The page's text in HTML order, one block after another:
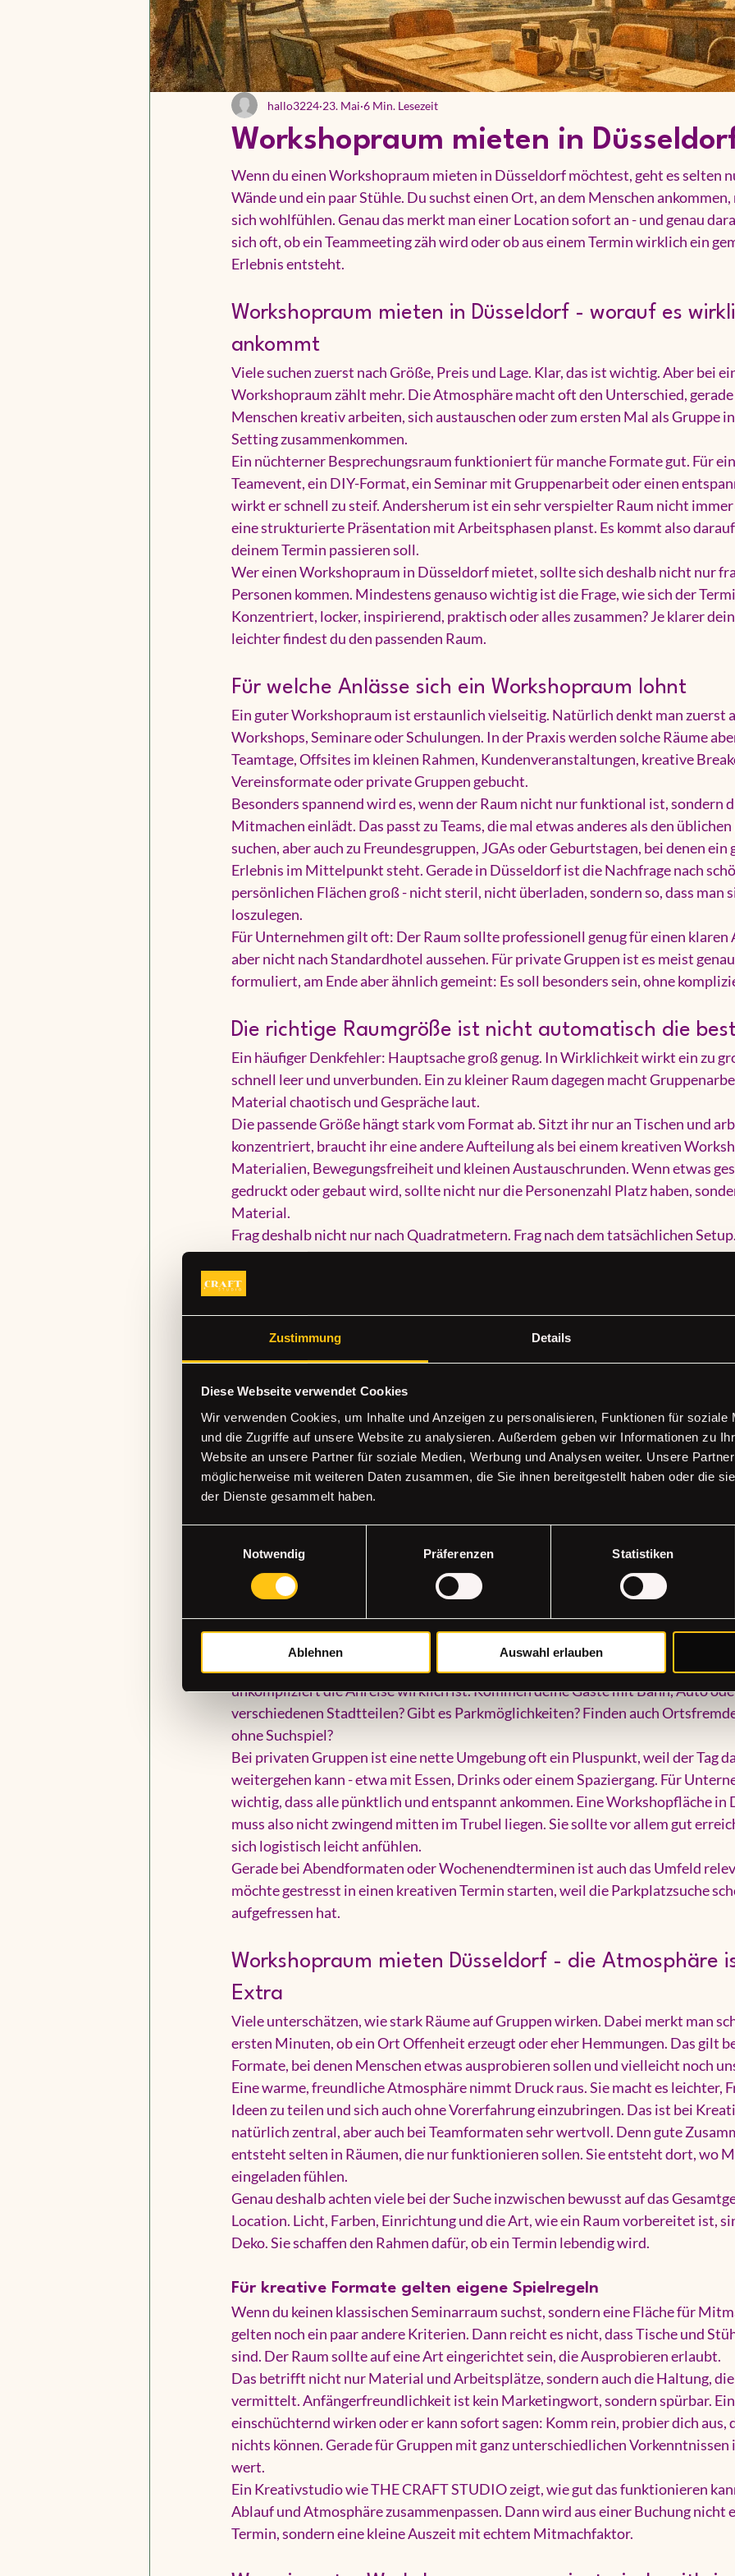
Zustimmung Details
Diese Webseite verwendet Cookies
Wir verwenden Cookies, um Inhalte und Anzeigen zu personalisieren, Funktionen für soziale
und die Zugriffe auf unsere Website zu analysieren. Außerdem geben wir Informationen zu
Website an unsere Partner für soziale Medien, Werbung und Analysen weiter. Unsere
möglicherweise mit weiteren Daten zusammen, die Sie ihnen bereitgestellt haben oder die
der Dienste gesammelt haben.
Notwendig
Präferenzen Statistiken
Ablehnen Auswahl erlauben
Workshopraum mieten in
hallo3224 23. Mai 6 Min. Lesezeit
Wenn du einen Workshopraum mieten in Düsseldorf möchtest, geht es selten
Wände und ein paar Stühle. Du suchst einen Ort, an dem Menschen
sich wohlfühlen. Genau das merkt man einer Location sofort an - und genau
sich oft, ob ein Teammeeting zäh wird oder ob aus einem Termin wirklich ein
Erlebnis entsteht.
Workshopraum mieten in Düsseldorf - worauf es
ankommt
Viele suchen zuerst nach Größe, Preis und Lage. Klar, das ist wichtig. Aber bei
Workshopraum zählt mehr. Die Atmosphäre macht oft den Unterschied,
Menschen kreativ arbeiten, sich austauschen oder zum ersten Mal als Gruppe
Setting zusammenkommen.
Ein nüchterner Besprechungsraum funktioniert für manche Formate gut. Für
Teamevent, ein DIY-Format, ein Seminar mit Gruppenarbeit oder einen
wirkt er schnell zu steif. Andersherum ist ein sehr verspielter Raum nicht
eine strukturierte Präsentation mit Arbeitsphasen planst. Es kommt also darauf
deinem Termin passieren soll.
Wer einen Workshopraum in Düsseldorf mietet, sollte sich deshalb nicht nur
Personen kommen. Mindestens genauso wichtig ist die Frage, wie sich der
Konzentriert, locker, inspirierend, praktisch oder alles zusammen? Je klarer
leichter findest du den passenden Raum.
Für welche Anlässe sich ein Workshopraum lohnt
Ein guter Workshopraum ist erstaunlich vielseitig. Natürlich denkt man zuerst
Workshops, Seminare oder Schulungen. In der Praxis werden solche Räume
Teamtage, Offsites im kleinen Rahmen, Kundenveranstaltungen, kreative
Vereinsformate oder private Gruppen gebucht.
Besonders spannend wird es, wenn der Raum nicht nur funktional ist, sondern
Mitmachen einlädt. Das passt zu Teams, die mal etwas anderes als den
suchen, aber auch zu Freundesgruppen, JGAs oder Geburtstagen, bei denen ein
Erlebnis im Mittelpunkt steht. Gerade in Düsseldorf ist die Nachfrage nach
persönlichen Flächen groß - nicht steril, nicht überladen, sondern so, dass man
loszulegen.
Für Unternehmen gilt oft: Der Raum sollte professionell genug für einen klaren
aber nicht nach Standardhotel aussehen. Für private Gruppen ist es meist
formuliert, am Ende aber ähnlich gemeint: Es soll besonders sein, ohne
Die richtige Raumgröße ist nicht automatisch die
Ein häufiger Denkfehler: Hauptsache groß genug. In Wirklichkeit wirkt ein zu
schnell leer und unverbunden. Ein zu kleiner Raum dagegen macht
Material chaotisch und Gespräche laut.
Die passende Größe hängt stark vom Format ab. Sitzt ihr nur an Tischen und
konzentriert, braucht ihr eine andere Aufteilung als bei einem kreativen
Materialien, Bewegungsfreiheit und kleinen Austauschrunden. Wenn etwas
gedruckt oder gebaut wird, sollte nicht nur die Personenzahl Platz haben,
Material.
Frag deshalb nicht nur nach Quadratmetern. Frag nach dem tatsächlichen
umgestellt werden? Gibt es Arbeitsflächen? Ist genug Abstand vorhanden,
gegenseitig in die Quere kommt? Genau solche Details entscheiden später
Termin leicht anfühlt oder unnötig stressig wird.
Technik, Ausstattung und Materialfragen
Für ein Teammeeting brauchst du vielleicht Präsentationstechnik, stabile
und eine gute Sitzordnung. Für ein Kreativformat sind Licht, Oberflächen,
und eine praktische Materialorganisation oft wichtiger als ein großer Screen.
Wenn du ein Seminar mit Moderation planst, sind Flipchart, Pinnwand oder
Präsentationsfläche hilfreich. Wenn Menschen selbst etwas herstellen oder
eher robuste Tische, angenehmes Licht und genügend Platz, um Ergebnisse
trocknen zu lassen.
Hier lohnt es sich, genau hinzuschauen. Eine schöne Location allein reicht
improvisiert werden muss. Gleichzeitig musst du aber auch nicht für
du gar nicht brauchst. Die beste Lösung ist selten maximal viel, sondern passend
Natürlich klingt eine zentrale Adresse erst mal ideal. Für die Praxis ist
unkompliziert die Anreise wirklich ist. Kommen deine Gäste mit Bahn, Auto
verschiedenen Stadtteilen? Gibt es Parkmöglichkeiten? Finden auch
ohne Suchspiel?
Bei privaten Gruppen ist eine nette Umgebung oft ein Pluspunkt, weil der Tag
weitergehen kann - etwa mit Essen, Drinks oder einem Spaziergang. Für
wichtig, dass alle pünktlich und entspannt ankommen. Eine Workshopfläche in
muss also nicht zwingend mitten im Trubel liegen. Sie sollte vor allem gut
sich logistisch leicht anfühlen.
Gerade bei Abendformaten oder Wochenendterminen ist auch das Umfeld
möchte gestresst in einen kreativen Termin starten, weil die Parkplatzsuche
aufgefressen hat.
Workshopraum mieten Düsseldorf - die Atmosphäre
Extra
Viele unterschätzen, wie stark Räume auf Gruppen wirken. Dabei merkt man
ersten Minuten, ob ein Ort Offenheit erzeugt oder eher Hemmungen. Das gilt
Formate, bei denen Menschen etwas ausprobieren sollen und vielleicht noch
Eine warme, freundliche Atmosphäre nimmt Druck raus. Sie macht es leichter,
Ideen zu teilen und sich auch ohne Vorerfahrung einzubringen. Das ist bei
natürlich zentral, aber auch bei Teamformaten sehr wertvoll. Denn gute
entsteht selten in Räumen, die nur funktionieren sollen. Sie entsteht dort, wo
eingeladen fühlen.
Genau deshalb achten viele bei der Suche inzwischen bewusst auf das
Location. Licht, Farben, Einrichtung und die Art, wie ein Raum vorbereitet ist,
Deko. Sie schaffen den Rahmen dafür, ob ein Termin lebendig wird.
Für kreative Formate gelten eigene Spielregeln
Wenn du keinen klassischen Seminarraum suchst, sondern eine Fläche für
gelten noch ein paar andere Kriterien. Dann reicht es nicht, dass Tische und
sind. Der Raum sollte auf eine Art eingerichtet sein, die Ausprobieren erlaubt.
Das betrifft nicht nur Material und Arbeitsplätze, sondern auch die Haltung,
vermittelt. Anfängerfreundlichkeit ist kein Marketingwort, sondern spürbar. Ein
einschüchternd wirken oder er kann sofort sagen: Komm rein, probier dich aus,
nichts können. Gerade für Gruppen mit ganz unterschiedlichen Vorkenntnissen
wert.
Ein Kreativstudio wie THE CRAFT STUDIO zeigt, wie gut das funktionieren
Ablauf und Atmosphäre zusammenpassen. Dann wird aus einer Buchung nicht
Termin, sondern eine kleine Auszeit mit echtem Mitmachfaktor.